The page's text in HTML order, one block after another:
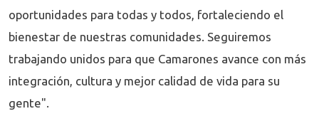
oportunidades para todas y todos, fortaleciendo el
bienestar de nuestras comunidades. Seguiremos
trabajando unidos para que Camarones avance con más
integración, cultura y mejor calidad de vida para su
gente".